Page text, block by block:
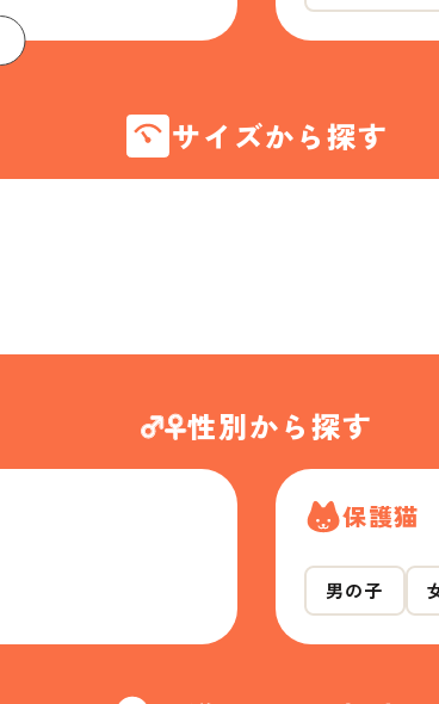
サイズから探す
性別から探す
保護猫
男の子